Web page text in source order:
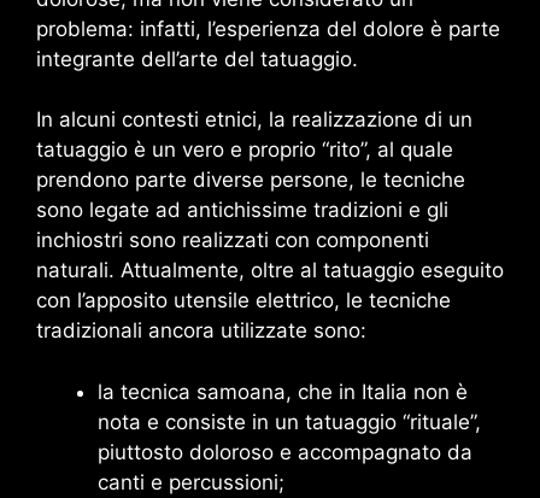
problema: infatti, l’esperienza del dolore è parte
integrante dell’arte del tatuaggio.
In alcuni contesti etnici, la realizzazione di un
tatuaggio è un vero e proprio “rito”, al quale
prendono parte diverse persone, le tecniche
sono legate ad antichissime tradizioni e gli
inchiostri sono realizzati con componenti
naturali. Attualmente, oltre al tatuaggio eseguito
con l’apposito utensile elettrico, le tecniche
tradizionali ancora utilizzate sono:
la tecnica samoana, che in Italia non è
nota e consiste in un tatuaggio “rituale”,
piuttosto doloroso e accompagnato da
canti e percussioni;